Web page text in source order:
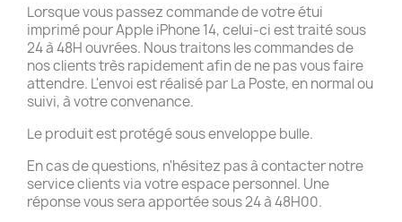
Lorsque vous passez commande de votre étui
imprimé pour Apple iPhone 14, celui-ci est traité sous
24 à 48H ouvrées. Nous traitons les commandes de
nos clients très rapidement afin de ne pas vous faire
attendre. L'envoi est réalisé par La Poste, en normal ou
suivi, à votre convenance.
Le produit est protégé sous enveloppe bulle.
En cas de questions, n'hésitez pas à contacter notre
service clients via votre espace personnel. Une
réponse vous sera apportée sous 24 à 48H00.